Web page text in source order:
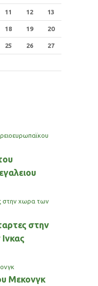
11 12 13
18 19 20
25 26 27
στην
Μεκονγκ